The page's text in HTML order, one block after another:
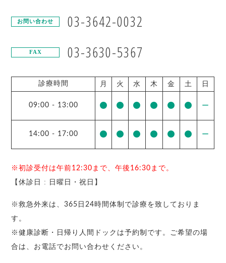
お問い合わせ 03-3642-0032
FAX 03-3630-5367
診療時間 月 火 水 木 金 土 日
09:00 - 13:00 ー
14:00 - 17:00 ー
※初診受付は午前12:30まで、午後16:30まで。
【休診日 : 日曜日・祝日】
※救急外来は、365日24時間体制で診療を致しておりま
す。
※健康診断・日帰り人間ドックは予約制です。ご希望の場
合は、お電話でお問い合わせください。